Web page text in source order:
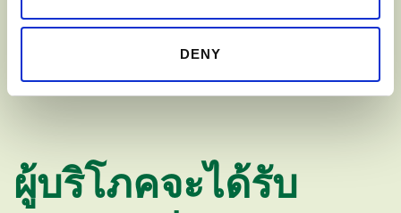
DENY
ผู้บริโภคจะได้รับ